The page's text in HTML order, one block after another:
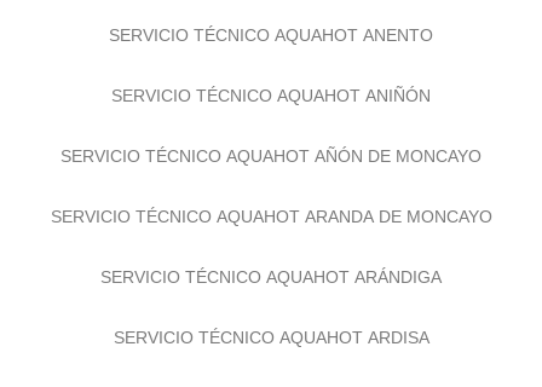
SERVICIO TÉCNICO AQUAHOT ANENTO
SERVICIO TÉCNICO AQUAHOT ANIÑÓN
SERVICIO TÉCNICO AQUAHOT AÑÓN DE MONCAYO
SERVICIO TÉCNICO AQUAHOT ARANDA DE MONCAYO
SERVICIO TÉCNICO AQUAHOT ARÁNDIGA
SERVICIO TÉCNICO AQUAHOT ARDISA